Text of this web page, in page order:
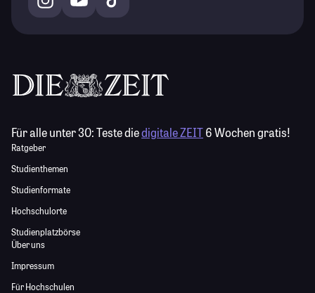
Für alle unter 30:Teste diedigitale ZEIT6 Wochen gratis!
Ratgeber
Studienthemen
Studienformate
Hochschulorte
Studienplatzbörse
Über uns
Impressum
Für Hochschulen